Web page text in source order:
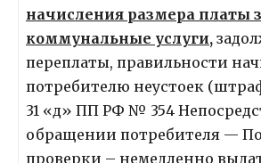
начисления размера платы
коммунальные услуги,
переплаты, правильности
потребителю неустоек
31 «д» ПП РФ № 354
обращении потребителя — По
проверки – немедленно